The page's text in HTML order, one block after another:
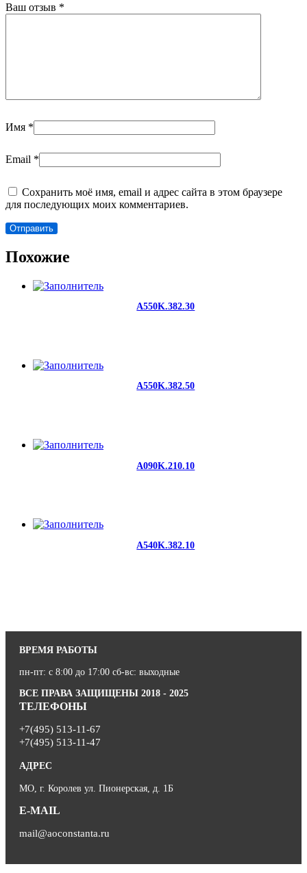
Ваш отзыв *
Имя *
Email *
Сохранить моё имя, email и адрес сайта в этом браузере
для последующих моих комментариев.
Похожие
A550K.382.30
A550K.382.50
A090K.210.10
A540K.382.10
ВРЕМЯ РАБОТЫ
пн-пт: с 8:00 до 17:00 сб-вс: выходные
ВСЕ ПРАВА ЗАЩИЩЕНЫ 2018 - 2025
ТЕЛЕФОНЫ
+7(495) 513-11-67
+7(495) 513-11-47
АДРЕС
МО, г. Королев ул. Пионерская, д. 1Б
E-MAIL
mail@aoconstanta.ru